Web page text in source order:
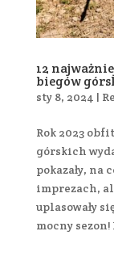
12
biegów
sty 8, 2024 |
Rok 2023
górskich
pokazały, na
imprezach,
uplasowały
mocny